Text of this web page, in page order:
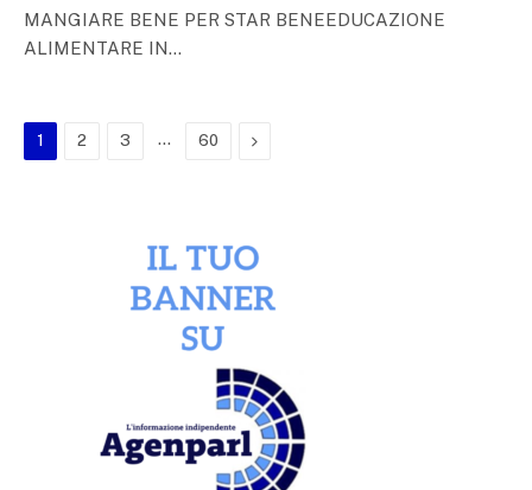
MANGIARE BENE PER STAR BENEEDUCAZIONE
ALIMENTARE IN…
1 2 3 … 60 Next